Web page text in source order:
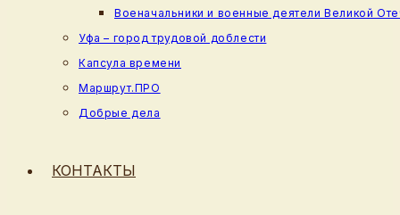
Военачальники и военные деятели Великой
Уфа – город трудовой доблести
Капсула времени
Маршрут.ПРО
Добрые дела
КОНТАКТЫ